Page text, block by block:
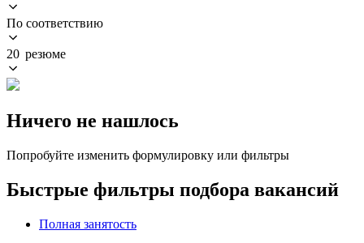
По соответствию
20 резюме
Ничего не нашлось
Попробуйте изменить формулировку или фильтры
Быстрые фильтры подбора вакансий
Полная занятость